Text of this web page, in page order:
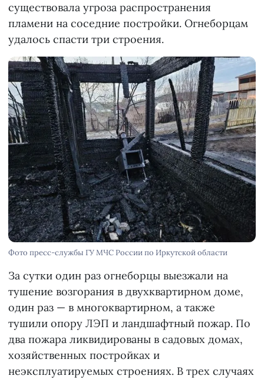
существовала угроза распространения
пламени на соседние постройки. Огнеборцам
удалось спасти три строения.
Фото пресс-службы ГУ МЧС России по Иркутской области
За сутки один раз огнеборцы выезжали на
тушение возгорания в двухквартирном доме,
один раз — в многоквартирном, а также
тушили опору ЛЭП и ландшафтный пожар. По
два пожара ликвидированы в садовых домах,
хозяйственных постройках и
неэксплуатируемых строениях. В трех случаях